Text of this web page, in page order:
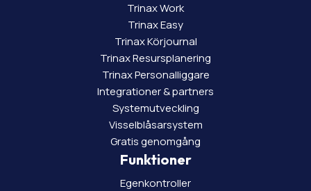
Trinax Work
Trinax Easy
Trinax Körjournal
Trinax Resursplanering
Trinax Personalliggare
Integrationer & partners
Systemutveckling
Visselblåsarsystem
Gratis genomgång
Funktioner
Egenkontroller